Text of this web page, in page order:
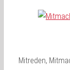
Mitreden,